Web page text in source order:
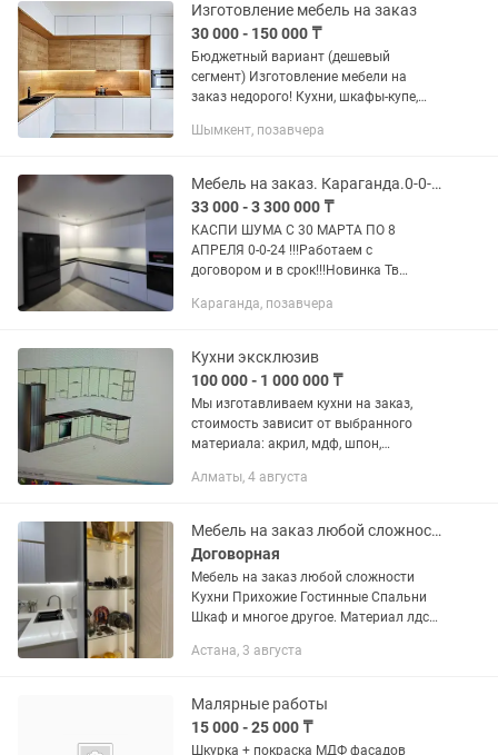
Изготовление мебель на заказ
30 000 - 150 000 ₸
Бюджетный вариант (дешевый
сегмент) Изготовление мебели на
заказ недорого! Кухни, шкафы-купе,
цены, быстрые сроки, замер бесплатно!
Шымкент, позавчера
Мебель на заказ. Караганда.0-0-24
33 000 - 3 300 000 ₸
КАСПИ ШУМА С 30 МАРТА ПО 8
АПРЕЛЯ 0-0-24 !!!Работаем с
договором и в срок!!!Новинка Тв
натурального шпона нестандартной
Каспи...
Караганда, позавчера
Кухни эксклюзив
100 000 - 1 000 000 ₸
Мы изготавливаем кухни на заказ,
стоимость зависит от выбранного
материала: акрил, мдф, шпон,
бесплатно, по вашим размерам по
зависит от...
Алматы, 4 августа
Мебель на заказ любой сложности.
Договорная
Мебель на заказ любой сложности
Кухни Прихожие Гостинные Спальни
Шкаф и многое другое. Материал лдсп,
искусственный камень.
Астана, 3 августа
Малярные работы
15 000 - 25 000 ₸
Шкурка + покраска МДФ фасадов